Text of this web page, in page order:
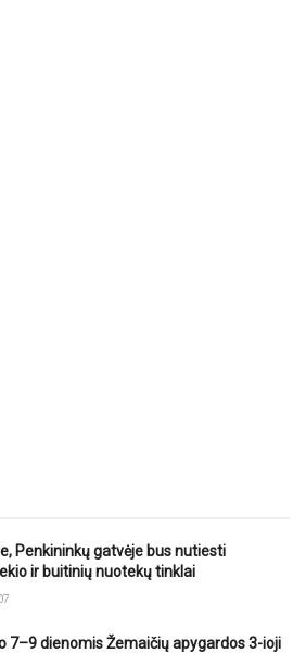
Penkininkų gatvėje bus nutiesti
ir buitinių nuotekų tinklai
7–9 dienomis Žemaičių apygardos 3-ioji